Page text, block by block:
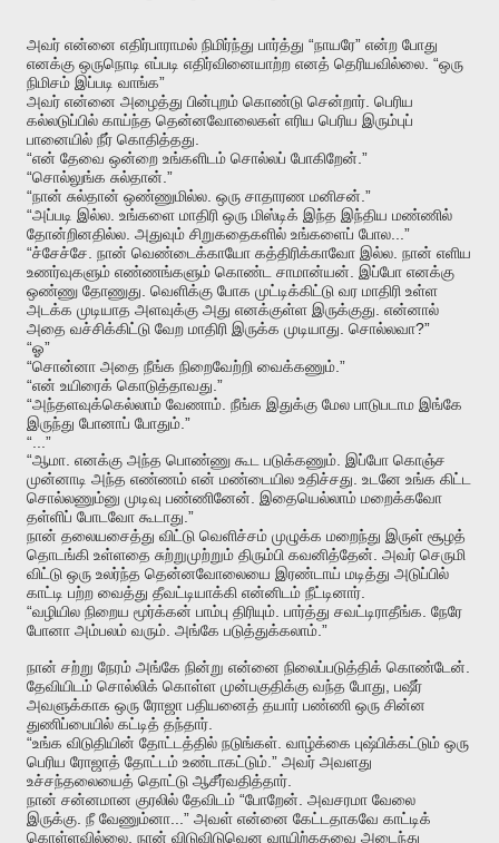
அவர் என்னை எதிர்பாராமல் நிமிர்ந்து பார்த்து “நாயரே” என்ற போது
எனக்கு ஒருநொடி எப்படி எதிர்வினையாற்ற எனத் தெரியவில்லை . “ஒரு
நிமிசம் இப்படி வாங்க”
அவர் என்னை அழைத்து பின்புறம் கொண்டு சென்றார் பெரிய
கல்லடுப்பில் காய்ந்த தென்னவோலைகள் எரிய பெரிய இரும்புப்
பானையில் நீர் கொதித்தது
“என் தேவை ஒன்றை உங்களிடம் சொல்லப் போகிறேன் .”
“சொல்லுங்க சுல்தான் .”
“நான் சுல்தான் ஒண்ணுமில்ல ஒரு சாதாரண மனிசன் .”
“அப்படி இல்ல உங்களை மாதிரி ஒரு மிஸ்டிக் இந்த இந்திய மண்ணில்
தோன்றினதில்ல அதுவும் சிறுகதைகளில் உங்களைப் போல ...”
“ச்சேச்சே நான் வெண்டைக்காயோ கத்திரிக்காவோ இல்ல நான் எளிய
உணர்வுகளும் எண்ணங்களும் கொண்ட சாமான்யன் இப்போ எனக்கு
ஒண்ணு தோணுது வெளிக்கு போக முட்டிக்கிட்டு வர மாதிரி உள்ள
அடக்க முடியாத அளவுக்கு அது எனக்குள்ள இருக்குது என்னால்
அதை வச்சிக்கிட்டு வேற மாதிரி இருக்க முடியாது சொல்லவா?”
“ஓ”
“சொன்னா அதை நீங்க நிறைவேற்றி வைக்கணும் .”
“என் உயிரைக் கொடுத்தாவது .”
“அந்தளவுக்கெல்லாம் வேணாம் நீங்க இதுக்கு மேல பாடுபடாம இங்கே
இருந்து போனாப் போதும் .”
“...”
“ஆமா எனக்கு அந்த பொண்ணு கூட படுக்கணும் இப்போ கொஞ்ச
முன்னாடி அந்த எண்ணம் என் மண்டையில உதிச்சது உடனே உங்க கிட்ட
சொல்லணும்னு முடிவு பண்ணினேன் இதையெல்லாம் மறைக்கவோ
தள்ளிப் போடவோ கூடாது .”
நான் தலையசைத்து விட்டு வெளிச்சம் முழுக்க மறைந்து இருள் சூழத்
தொடங்கி உள்ளதை சுற்றுமுற்றும் திரும்பி கவனித்தேன் அவர் செருமி
விட்டு ஒரு உலர்ந்த தென்னவோலையை இரண்டாய் மடித்து அடுப்பில்
காட்டி பற்ற வைத்து தீவட்டியாக்கி என்னிடம் நீட்டினார்
“வழியில நிறைய மூர்க்கன் பாம்பு திரியும் பார்த்து சவட்டிராதீங்க நேரே
போனா அம்பலம் வரும் அங்கே படுத்துக்கலாம் .”
நான் சற்று நேரம் அங்கே நின்று என்னை நிலைப்படுத்திக் கொண்டேன்
தேவியிடம் சொல்லிக் கொள்ள முன்பகுதிக்கு வந்த போது பஷீர்
அவளுக்காக ஒரு ரோஜா பதியனைத் தயார் பண்ணி ஒரு சின்ன
துணிப்பையில் கட்டித் தந்தார்
“உங்க விடுதியின் தோட்டத்தில் நடுங்கள் வாழ்க்கை புஷ்பிக்கட்டும் ஒரு
பெரிய ரோஜாத் தோட்டம் உண்டாகட்டும் .” அவர் அவளது
உச்சந்தலையைத் தொட்டு ஆசீர்வதித்தார்
நான் சன்னமான குரலில் தேவிடம் “போறேன் அவசரமா வேலை
இருக்கு நீ வேணும்னா ...” அவள் என்னை கேட்டதாகவே காட்டிக்
கொள்ளவில்லை நான் விடுவிடுவென வாயிற்கதவை அடைந்து